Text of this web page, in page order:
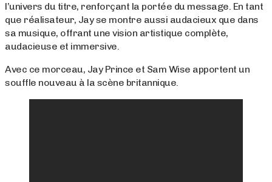
l’univers du titre, renforçant la portée du message. En tant
que réalisateur, Jay se montre aussi audacieux que dans
sa musique, offrant une vision artistique complète,
audacieuse et immersive.
Avec ce morceau, Jay Prince et Sam Wise apportent un
souffle nouveau à la scène britannique.